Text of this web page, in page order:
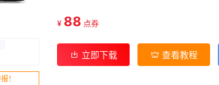
！
¥ 88 点券
立即下载 查看教程